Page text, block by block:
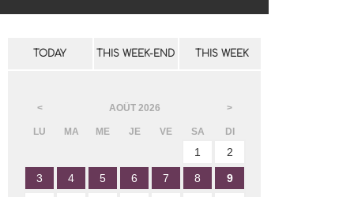
TODAY THIS WEEK-END THIS WEEK
< AOÛT 2026 >
LU MA ME JE VE SA DI
1 2
3 4 5 6 7 8 9